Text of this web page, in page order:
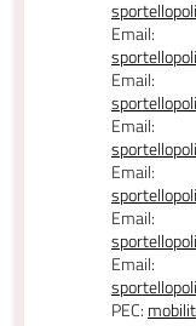
Email:
Email:
Email:
Email:
Email:
Email:
PEC: